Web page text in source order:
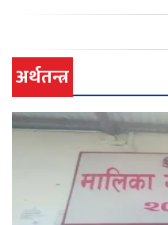
अर्थतन्त्र